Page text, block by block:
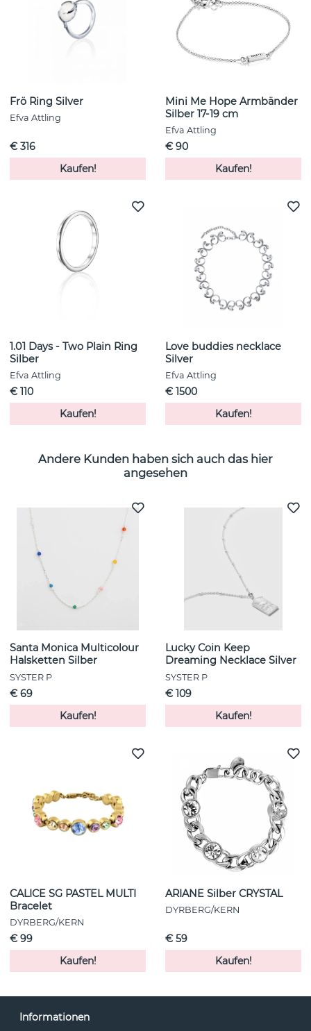
Frö Ring Silver
Efva Attling
€ 316
Kaufen!
Mini Me Hope Armbänder
Silber 17-19 cm
Efva Attling
€ 90
Kaufen!
1.01 Days - Two Plain Ring
Silber
Efva Attling
€ 110
Kaufen!
Love buddies necklace
Silver
Efva Attling
€ 1500
Kaufen!
Andere Kunden haben sich auch das hier
angesehen
Santa Monica Multicolour
Halsketten Silber
SYSTER P
€ 69
Kaufen!
Lucky Coin Keep
Dreaming Necklace Silver
SYSTER P
€ 109
Kaufen!
CALICE SG PASTEL MULTI
Bracelet
DYRBERG/KERN
€ 99
Kaufen!
ARIANE Silber CRYSTAL
DYRBERG/KERN
€ 59
Kaufen!
Informationen